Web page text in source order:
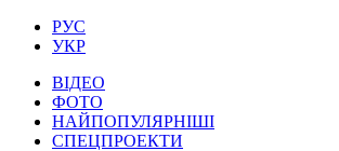
РУС
УКР
ВІДЕО
ФОТО
НАЙПОПУЛЯРНІШІ
СПЕЦПРОЕКТИ